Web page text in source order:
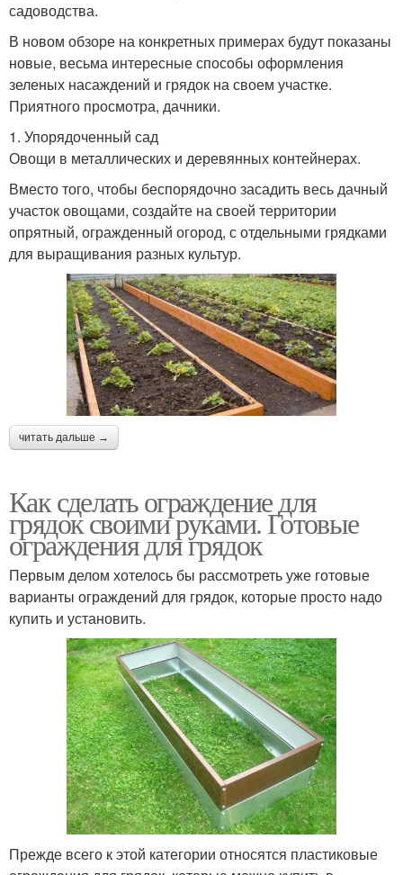
садоводства.
В новом обзоре на конкретных примерах будут показаны
новые, весьма интересные способы оформления
зеленых насаждений и грядок на своем участке.
Приятного просмотра, дачники.
1. Упорядоченный сад
Овощи в металлических и деревянных контейнерах.
Вместо того, чтобы беспорядочно засадить весь дачный
участок овощами, создайте на своей территории
опрятный, огражденный огород, с отдельными грядками
для выращивания разных культур.
читать дальше →
Как сделать ограждение для
грядок своими руками. Готовые
ограждения для грядок
Первым делом хотелось бы рассмотреть уже готовые
варианты ограждений для грядок, которые просто надо
купить и установить.
Прежде всего к этой категории относятся пластиковые